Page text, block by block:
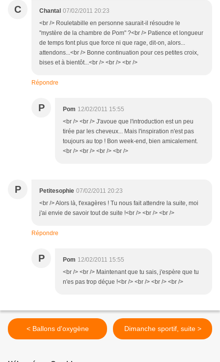
C Chantal 07/02/2011 20:23
<br /> Rouletabille en personne saurait-il résoudre le
"mystère de la chambre de Pom" ?<br /> Patience et longueur
de temps font plus que force ni que rage, dit-on, alors...
attendons...<br /> Bonne continuation pour ces petites croix,
bises et à bientôt...<br /> <br /> <br />
Répondre
P Pom 12/02/2011 15:55
<br /> <br /> J'avoue que l'introduction est un peu
tirée par les cheveux... Mais l'inspiration n'est pas
toujours au top ! Bon week-end, bien amicalement.
<br /> <br /> <br /> <br />
P Petitesophie 07/02/2011 20:23
<br /> Alors là, t'exagères ! Tu nous fait attendre la suite, moi
j'ai envie de savoir tout de suite !<br /> <br /> <br />
Répondre
P Pom 12/02/2011 15:55
<br /> <br /> Maintenant que tu sais, j'espère que tu
n'es pas trop déçue !<br /> <br /> <br /> <br />
< Ballons d'oxygène Dimanche sportif, suite >